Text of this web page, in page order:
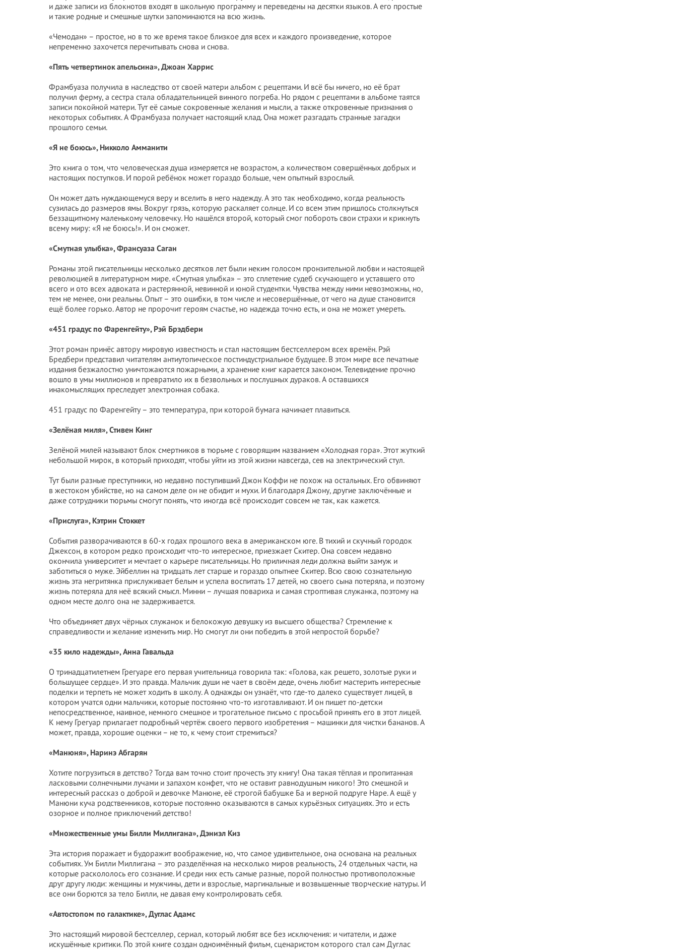
и даже записи из блокнотов входят в школьную программу и переведены на десятки языков. А его простые
и такие родные и смешные шутки запоминаются на всю жизнь.
«Чемодан» – простое, но в то же время такое близкое для всех и каждого произведение, которое
непременно захочется перечитывать снова и снова.
«Пять четвертинок апельсина», Джоан Харрис
Фрамбуаза получила в наследство от своей матери альбом с рецептами. И всё бы ничего, но её брат
получил ферму, а сестра стала обладательницей винного погреба. Но рядом с рецептами в альбоме таятся
записи покойной матери. Тут её самые сокровенные желания и мысли, а также откровенные признания о
некоторых событиях. А Фрамбуаза получает настоящий клад. Она может разгадать странные загадки
прошлого семьи.
«Я не боюсь», Никколо Амманити
Это книга о том, что человеческая душа измеряется не возрастом, а количеством совершённых добрых и
настоящих поступков. И порой ребёнок может гораздо больше, чем опытный взрослый.
Он может дать нуждающемуся веру и вселить в него надежду. А это так необходимо, когда реальность
сузилась до размеров ямы. Вокруг грязь, которую раскаляет солнце. И со всем этим пришлось столкнуться
беззащитному маленькому человечку. Но нашёлся второй, который смог побороть свои страхи и крикнуть
всему миру: «Я не боюсь!». И он сможет.
«Смутная улыбка», Франсуаза Саган
Романы этой писательницы несколько десятков лет были неким голосом пронзительной любви и настоящей
революцией в литературном мире. «Смутная улыбка» – это сплетение судеб скучающего и уставшего ото
всего и ото всех адвоката и растерянной, невинной и юной студентки. Чувства между ними невозможны, но,
тем не менее, они реальны. Опыт – это ошибки, в том числе и несовершённые, от чего на душе становится
ещё более горько. Автор не пророчит героям счастье, но надежда точно есть, и она не может умереть.
«451 градус по Фаренгейту», Рэй Брэдбери
Этот роман принёс автору мировую известность и стал настоящим бестселлером всех времён. Рэй
Бредбери представил читателям антиутопическое постиндустриальное будущее. В этом мире все печатные
издания безжалостно уничтожаются пожарными, а хранение книг карается законом. Телевидение прочно
вошло в умы миллионов и превратило их в безвольных и послушных дураков. А оставшихся
инакомыслящих преследует электронная собака.
451 градус по Фаренгейту – это температура, при которой бумага начинает плавиться.
«Зелёная миля», Стивен Кинг
Зелёной милей называют блок смертников в тюрьме с говорящим названием «Холодная гора». Этот жуткий
небольшой мирок, в который приходят, чтобы уйти из этой жизни навсегда, сев на электрический стул.
Тут были разные преступники, но недавно поступивший Джон Коффи не похож на остальных. Его обвиняют
в жестоком убийстве, но на самом деле он не обидит и мухи. И благодаря Джону, другие заключённые и
даже сотрудники тюрьмы смогут понять, что иногда всё происходит совсем не так, как кажется.
«Прислуга», Кэтрин Стоккет
События разворачиваются в 60-х годах прошлого века в американском юге. В тихий и скучный городок
Джексон, в котором редко происходит что-то интересное, приезжает Скитер. Она совсем недавно
окончила университет и мечтает о карьере писательницы. Но приличная леди должна выйти замуж и
заботиться о муже. Эйбеллин на тридцать лет старше и гораздо опытнее Скитер. Всю свою сознательную
жизнь эта негритянка прислуживает белым и успела воспитать 17 детей, но своего сына потеряла, и поэтому
жизнь потеряла для неё всякий смысл. Минни – лучшая повариха и самая строптивая служанка, поэтому на
одном месте долго она не задерживается.
Что объединяет двух чёрных служанок и белокожую девушку из высшего общества? Стремление к
справедливости и желание изменить мир. Но смогут ли они победить в этой непростой борьбе?
«35 кило надежды», Анна Гавальда
О тринадцатилетнем Грегуаре его первая учительница говорила так: «Голова, как решето, золотые руки и
большущее сердце». И это правда. Мальчик души не чает в своём деде, очень любит мастерить интересные
поделки и терпеть не может ходить в школу. А однажды он узнаёт, что где-то далеко существует лицей, в
котором учатся одни мальчики, которые постоянно что-то изготавливают. И он пишет по-детски
непосредственное, наивное, немного смешное и трогательное письмо с просьбой принять его в этот лицей.
К нему Грегуар прилагает подробный чертёж своего первого изобретения – машинки для чистки бананов. А
может, правда, хорошие оценки – не то, к чему стоит стремиться?
«Манюня», Наринэ Абгарян
Хотите погрузиться в детство? Тогда вам точно стоит прочесть эту книгу! Она такая тёплая и пропитанная
ласковыми солнечными лучами и запахом конфет, что не оставит равнодушным никого! Это смешной и
интересный рассказ о доброй и девочке Манюне, её строгой бабушке Ба и верной подруге Наре. А ещё у
Манюни куча родственников, которые постоянно оказываются в самых курьёзных ситуациях. Это и есть
озорное и полное приключений детство!
«Множественные умы Билли Миллигана», Дэниэл Киз
Эта история поражает и будоражит воображение, но, что самое удивительное, она основана на реальных
событиях. Ум Билли Миллигана – это разделённая на несколько миров реальность, 24 отдельных части, на
которые раскололось его сознание. И среди них есть самые разные, порой полностью противоположные
друг другу люди: женщины и мужчины, дети и взрослые, маргинальные и возвышенные творческие натуры. И
все они борются за тело Билли, не давая ему контролировать себя.
«Автостопом по галактике», Дуглас Адамс
Это настоящий мировой бестселлер, сериал, который любят все без исключения: и читатели, и даже
искушённые критики. По этой книге создан одноимённый фильм, сценаристом которого стал сам Дуглас